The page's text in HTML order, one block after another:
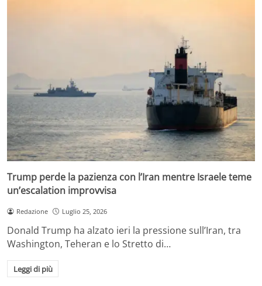
Trump perde la pazienza con l’Iran mentre Israele teme
un’escalation improvvisa
Redazione Luglio 25, 2026
Donald Trump ha alzato ieri la pressione sull’Iran, tra
Washington, Teheran e lo Stretto di…
Leggi di più